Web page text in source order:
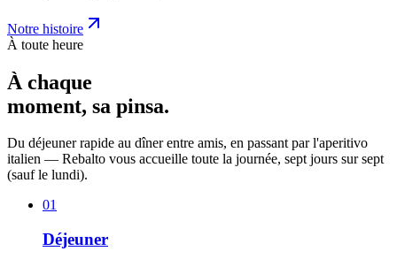
Notre histoire
À toute heure
À chaque
moment, sa pinsa.
Du déjeuner rapide au dîner entre amis, en passant par l'aperitivo
italien — Rebalto vous accueille toute la journée, sept jours sur sept
(sauf le lundi).
01
Déjeuner